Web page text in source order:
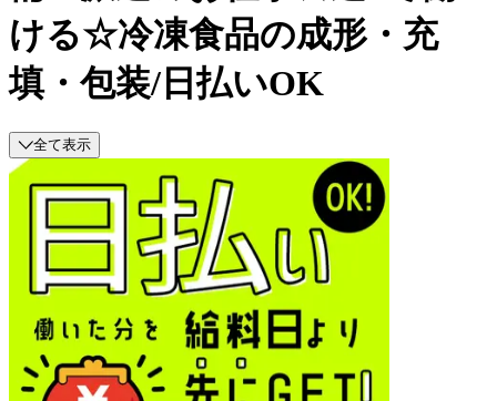
ける☆冷凍食品の成形・充
填・包装/日払いOK
全て表示